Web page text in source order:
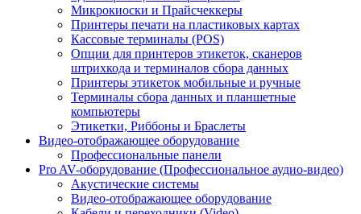
Микрокиоски и Прайсчеккеры
Принтеры печати на пластиковых картах
Кассовые терминалы (POS)
Опции для принтеров этикеток, сканеров
штрихкода и терминалов сбора данных
Принтеры этикеток мобильные и ручные
Терминалы сбора данных и планшетные
компьютеры
Этикетки, Риббоны и Браслеты
Видео-отображающее оборудование
Профессиональные панели
Pro AV-оборудование (Профессиональное аудио-видео)
Акустические системы
Видео-отображающее оборудование